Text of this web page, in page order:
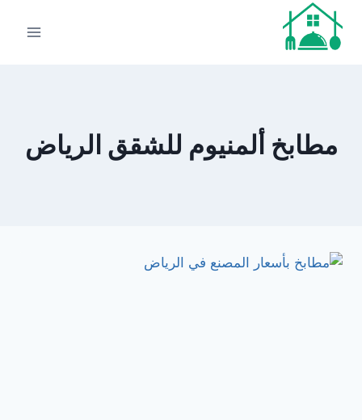
التجاوز
المحتوى
مطابخ ألمنيوم للشقق الرياض